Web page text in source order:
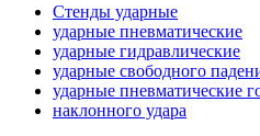
Стенды ударные
ударные пневматические
ударные гидравлические
ударные свободного
ударные пневматические
наклонного удара